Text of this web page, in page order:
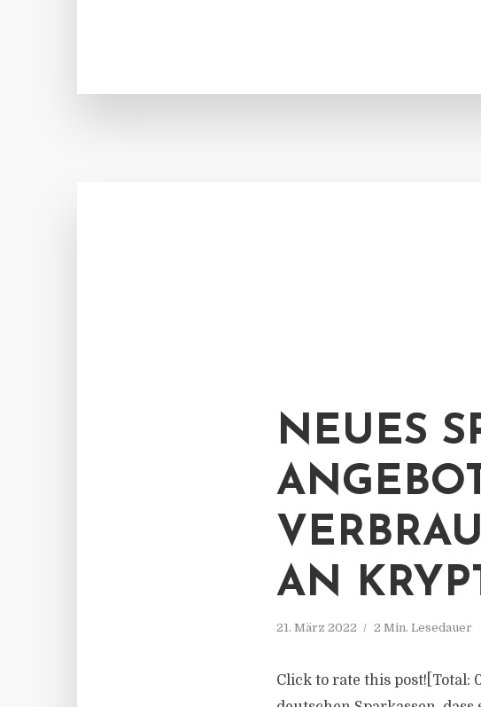
NEUES
AN
21. März 2022 2 Min. Lesedauer
Click to rate this post![Total: